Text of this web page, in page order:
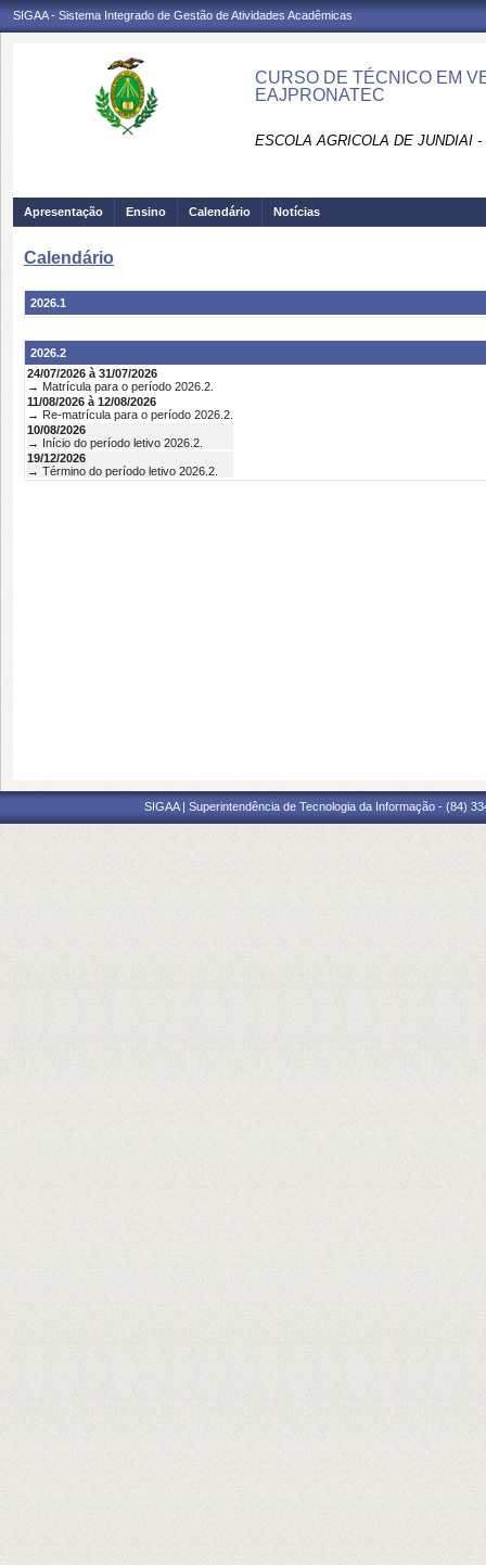
SIGAA - Sistema Integrado de Gestão de Atividades Acadêmicas
CURSO DE TÉCNICO EM
EAJPRONATEC
ESCOLA AGRICOLA DE JUNDIAI
Apresentação Ensino Calendário Notícias
Calendário
2026.1
2026.2
24/07/2026 à 31/07/2026
→ Matrícula para o período 2026.2.
11/08/2026 à 12/08/2026
→ Re-matrícula para o período 2026.2.
10/08/2026
→ Início do período letivo 2026.2.
19/12/2026
→ Término do período letivo 2026.2.
SIGAA | Superintendência de Tecnologia da Informação - (84)